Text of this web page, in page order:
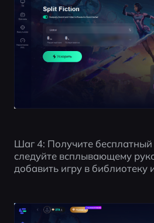
Шаг 4: Получите бесплатный
следуйте всплывающему
добавить игру в библиотеку